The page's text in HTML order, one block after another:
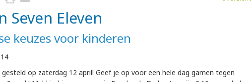
Seven Eleven
keuzes voor kinderen
op zaterdag 12 april! Geef je op voor een hele dag gamen tegen